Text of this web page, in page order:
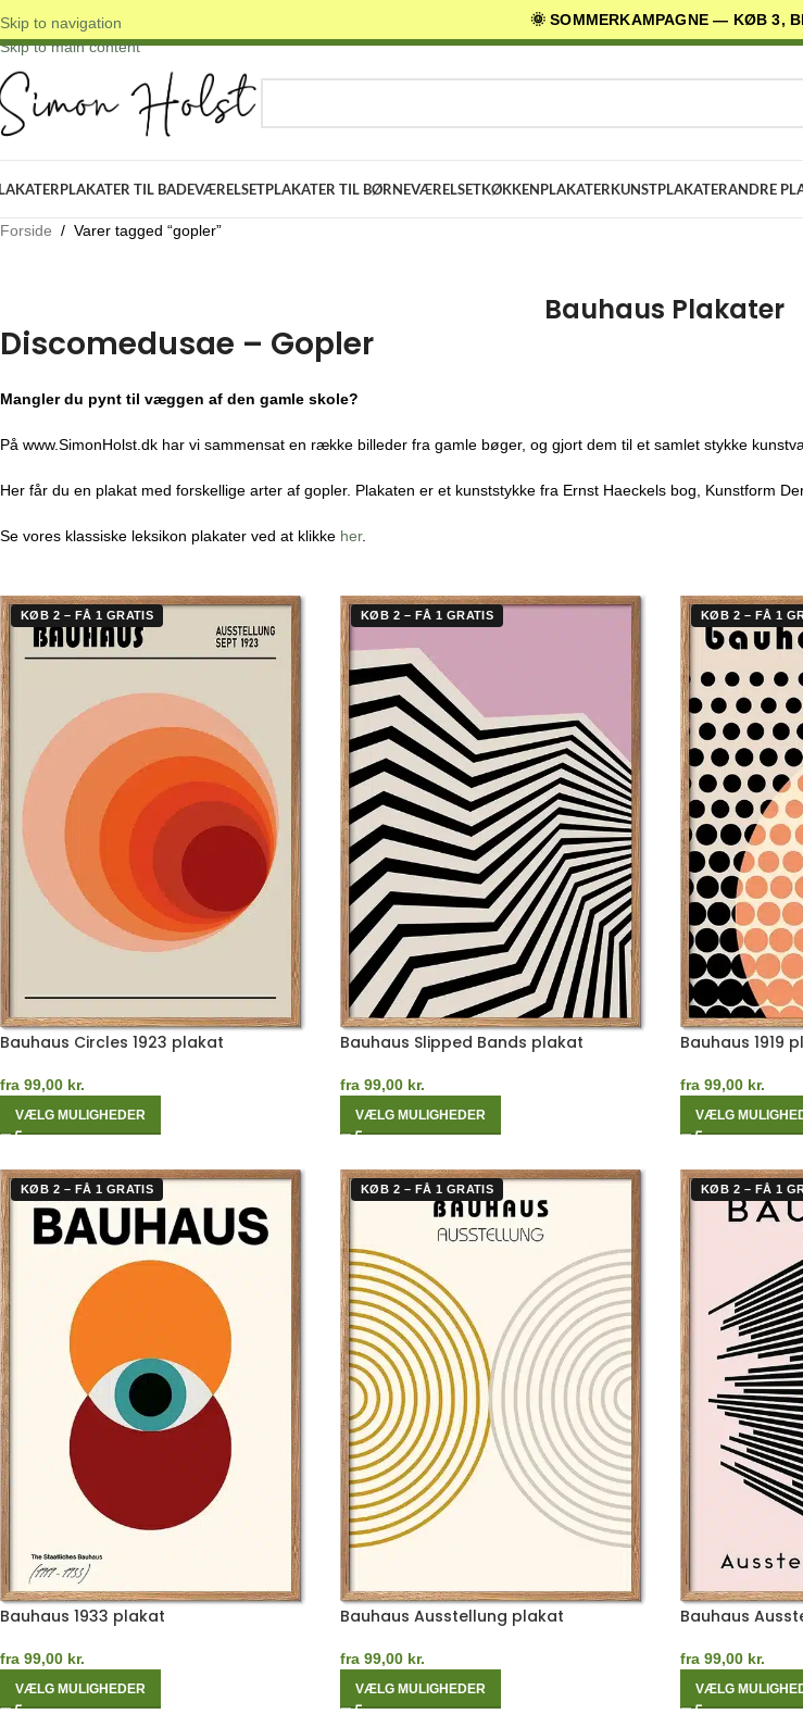
🌞 SOMMERKAMPAGNE — KØB 3,
Skip to navigation
Skip to main content
ORIGINALE DESIGNS ✓ 3-5 DAGES LEVERING ✓ 30 DAGES RETURRET
PLAKATER TIL BADEVÆRELSETPLAKATER TIL BØRNEVÆRELSETKØKKENPLAKATERKUNSTPLAKATERANDRE
Forside / Varer tagged “gopler”
Bauhaus Plakater
Discomedusae – Gopler
Mangler du pynt til væggen af den gamle skole?
På www.SimonHolst.dk har vi sammensat en række billeder fra gamle bøger, og gjort dem til et samlet stykke
Her får du en plakat med forskellige arter af gopler. Plakaten er et kunststykke fra Ernst Haeckels bog, Kunstform
Se vores klassiske leksikon plakater ved at klikke her.
KØB 2 – FÅ 1 GRATIS
Bauhaus Circles 1923 plakat
fra 99,00 kr.
VÆLG MULIGHEDER
KØB 2 – FÅ 1 GRATIS
Bauhaus Slipped Bands plakat
fra 99,00 kr.
VÆLG MULIGHEDER
KØB 2 – FÅ 1
Bauhaus 1919
fra 99,00 kr.
VÆLG
KØB 2 – FÅ 1 GRATIS
Bauhaus 1933 plakat
fra 99,00 kr.
VÆLG MULIGHEDER
KØB 2 – FÅ 1 GRATIS
Bauhaus Ausstellung plakat
fra 99,00 kr.
VÆLG MULIGHEDER
KØB 2 – FÅ 1
Bauhaus
fra 99,00 kr.
VÆLG